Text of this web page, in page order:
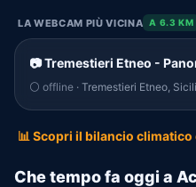
LA WEBCAM PIÙ VICINA A 6.3 KM
📷 Tremestieri Etneo -
⚪ offline · Tremestieri Etneo,
📊 Scopri il bilancio
Che tempo fa oggi a